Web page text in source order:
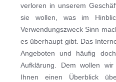
verloren in unserem
sie wollen, was im
Verwendungszweck Sinn
es überhaupt gibt. Das
Angeboten und häufig
Aufklärung. Dem wollen
Ihnen einen Überblick